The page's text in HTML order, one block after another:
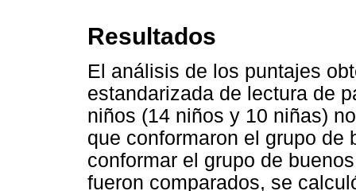
Resultados
El análisis de los puntajes
estandarizada de lectura de
niños (14 niños y 10 niñas)
que conformaron el grupo de
conformar el grupo de
fueron comparados, se